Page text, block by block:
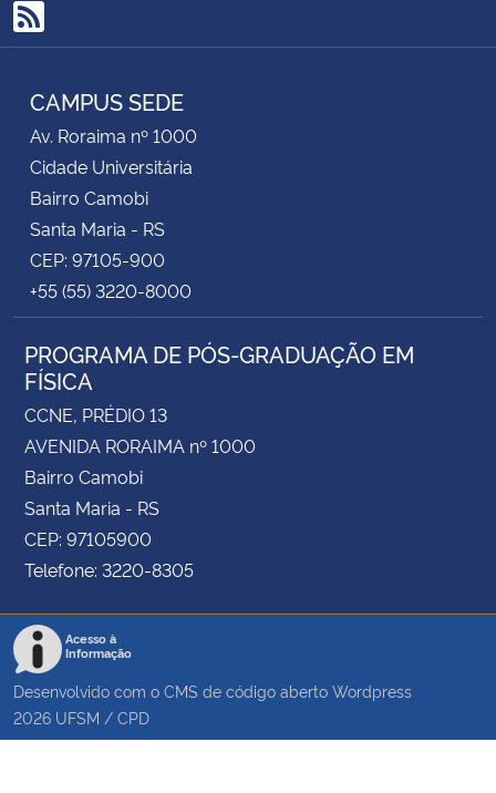
Advocacia-Geral da União
Planalto
RSS
CAMPUS SEDE
Av. Roraima nº 1000
Cidade Universitária
Bairro Camobi
Santa Maria - RS
CEP: 97105-900
+55 (55) 3220-8000
PROGRAMA DE PÓS-GRADUAÇÃO EM
FÍSICA
CCNE, PRÉDIO 13
AVENIDA RORAIMA nº 1000
Bairro Camobi
Santa Maria - RS
CEP: 97105900
Telefone: 3220-8305
Acesso à
Informação
Desenvolvido com o CMS de código aberto Wordpress
2026 UFSM / CPD